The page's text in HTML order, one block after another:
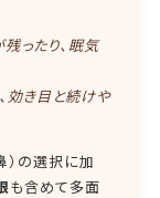
ったり、眠気
効き目と続けや
）の選択に加
も含めて多面